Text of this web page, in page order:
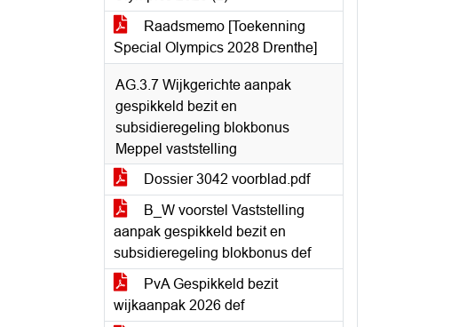
Raadsmemo [Toekenning
Special Olympics 2028 Drenthe]
AG.3.7 Wijkgerichte aanpak
gespikkeld bezit en
subsidieregeling blokbonus
Meppel vaststelling
Dossier 3042 voorblad.pdf
B_W voorstel Vaststelling
aanpak gespikkeld bezit en
subsidieregeling blokbonus def
PvA Gespikkeld bezit
wijkaanpak 2026 def